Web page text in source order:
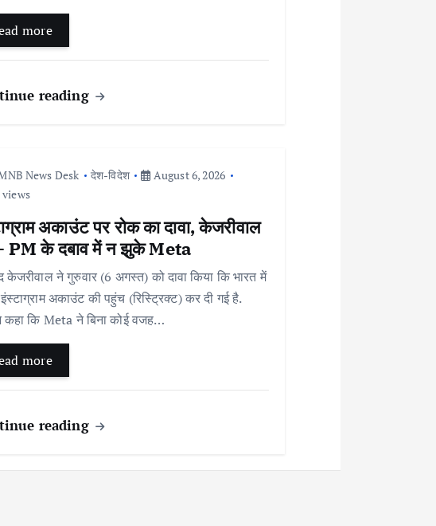
more
reading
News Desk देश-विदेश
August 6, 2026
views
अकाउंट पर रोक का दावा, केजरीवाल
PM के दबाव में न झुके Meta
केजरीवाल ने गुरुवार (6 अगस्त) को दावा किया कि भारत में
अकाउंट की पहुंच (रिस्ट्रिक्ट) कर दी गई है.
कहा कि Meta ने बिना कोई वजह…
more
reading